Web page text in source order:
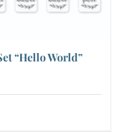
“Hello World”